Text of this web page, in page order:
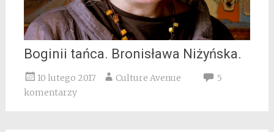
Boginii tańca. Bronisława Niżyńska.
10 lutego 2017 Culture Avenue
5
komentarzy